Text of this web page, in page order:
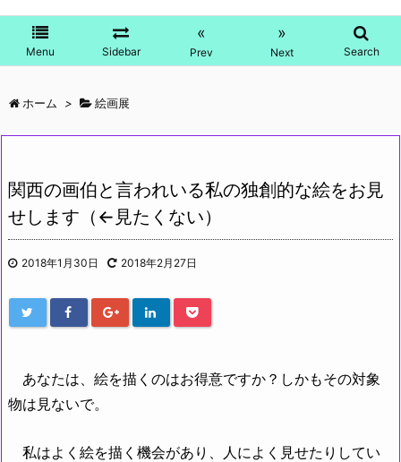
Menu Sidebar
«
Prev
»
Next Search
ホーム > 絵画展
関西の画伯と言われいる私の独創的な絵をお見
せします（←見たくない）
2018年1月30日 2018年2月27日
あなたは、絵を描くのはお得意ですか？しかもその対象
物は見ないで。
私はよく絵を描く機会があり、人によく見せたりしてい